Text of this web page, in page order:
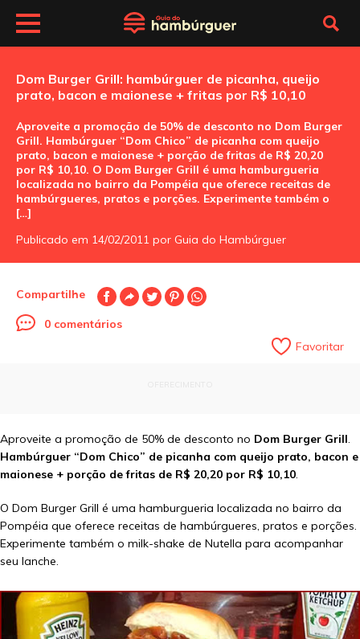
Dom Burger Grill: hambúrguer de picanha, queijo
prato, bacon e maionese + fritas por R$ 10,10
Aproveite a promoção de 50% de desconto no Dom Burger
Grill. Hambúrguer “Dom Chico” de picanha com queijo
prato, bacon e maionese + porção de fritas de R$ 20,20
por R$ 10,10. O Dom Burger Grill é uma hamburgueria
localizada no bairro da Pompéia que oferece receitas de
hambúrgueres, pratos e porções. Experimente também o
[…]
Publicado em 14/02/2011 por Guia do Hambúrguer
Compartilhe
0 comentários
Favoritar
Aproveite a promoção de 50% de desconto no Dom Burger Grill.
Hambúrguer “Dom Chico” de picanha com queijo prato, bacon e
maionese + porção de fritas de R$ 20,20 por R$ 10,10.
O Dom Burger Grill é uma hamburgueria localizada no bairro da
Pompéia que oferece receitas de hambúrgueres, pratos e porções.
Experimente também o milk-shake de Nutella para acompanhar
seu lanche.